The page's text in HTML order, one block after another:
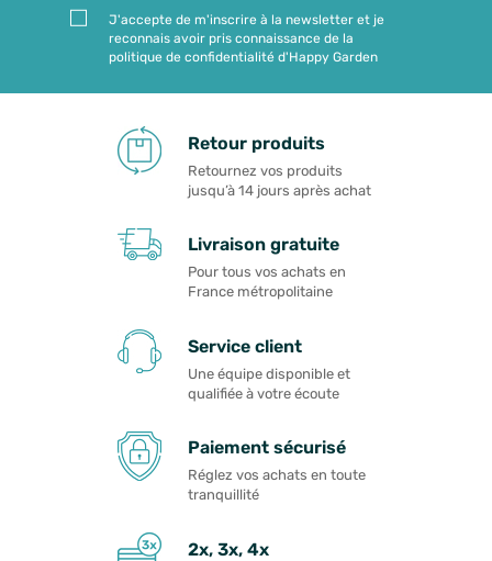
J'accepte de m'inscrire à la newsletter et je
reconnais avoir pris connaissance de la
politique de confidentialité d'Happy Garden
Retour produits
Retournez vos produits
jusqu’à 14 jours après achat
Livraison gratuite
Pour tous vos achats en
France métropolitaine
Service client
Une équipe disponible et
qualifiée à votre écoute
Paiement sécurisé
Réglez vos achats en toute
tranquillité
2x, 3x, 4x